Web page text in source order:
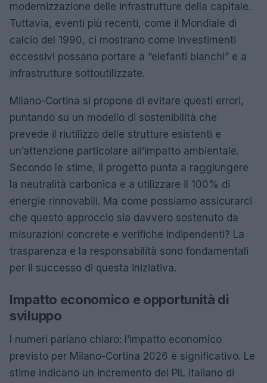
modernizzazione delle infrastrutture della capitale.
Tuttavia, eventi più recenti, come il Mondiale di
calcio del 1990, ci mostrano come investimenti
eccessivi possano portare a “elefanti bianchi” e a
infrastrutture sottoutilizzate.
Milano-Cortina si propone di evitare questi errori,
puntando su un modello di sostenibilità che
prevede il riutilizzo delle strutture esistenti e
un’attenzione particolare all’impatto ambientale.
Secondo le stime, il progetto punta a raggiungere
la neutralità carbonica e a utilizzare il 100% di
energie rinnovabili. Ma come possiamo assicurarci
che questo approccio sia davvero sostenuto da
misurazioni concrete e verifiche indipendenti? La
trasparenza e la responsabilità sono fondamentali
per il successo di questa iniziativa.
Impatto economico e opportunità di
sviluppo
I numeri parlano chiaro: l’impatto economico
previsto per Milano-Cortina 2026 è significativo. Le
stime indicano un incremento del PIL italiano di